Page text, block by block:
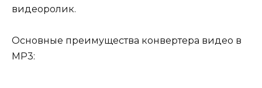
видеоролик.
Основные преимущества конвертера видео в
MP3: